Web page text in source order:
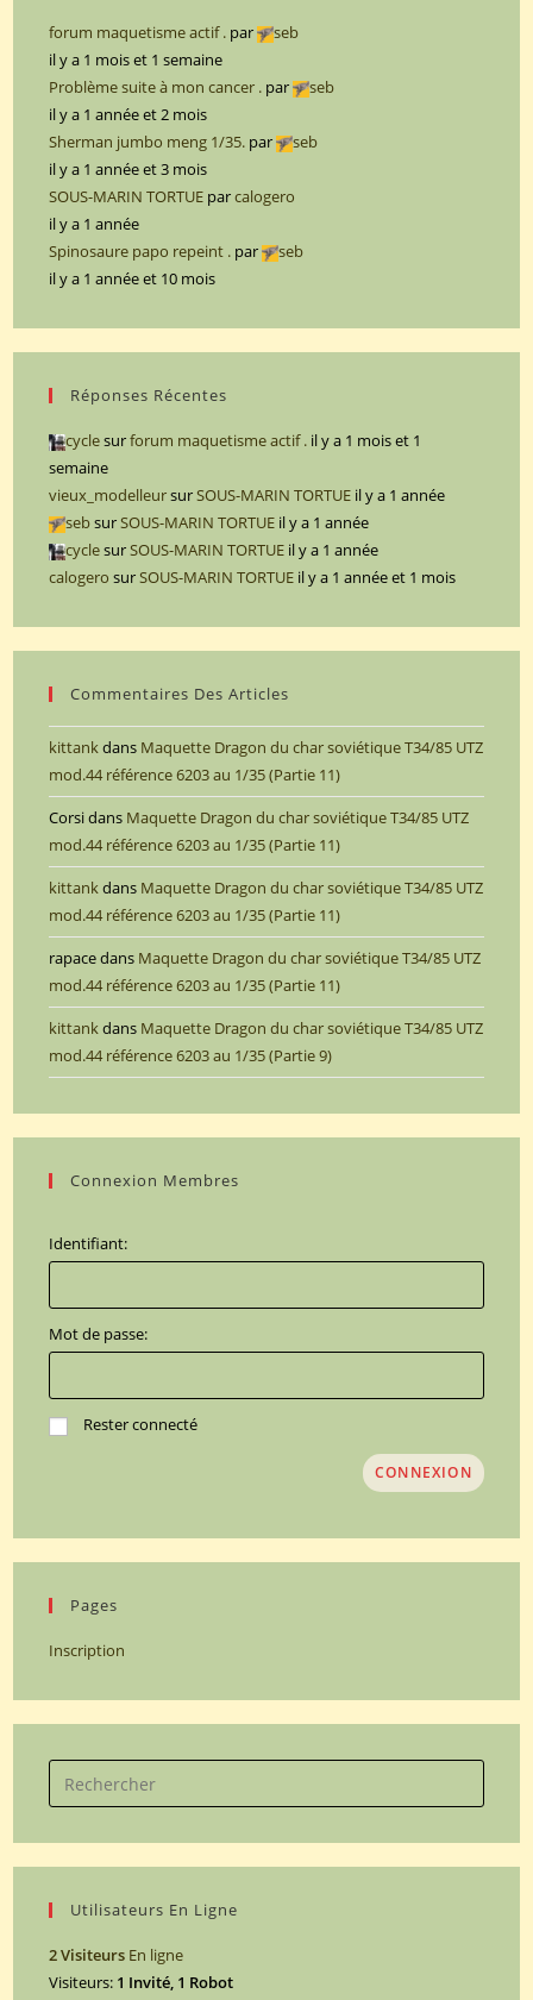
forum maquetisme actif . par
seb
il y a 1 mois et 1 semaine
Problème suite à mon cancer . par
seb
il y a 1 année et 2 mois
Sherman jumbo meng 1/35. par
seb
il y a 1 année et 3 mois
SOUS-MARIN TORTUE parcalogero
il y a 1 année
Spinosaure papo repeint . par
seb
il y a 1 année et 10 mois
Réponses Récentes
cyclesurforum maquetisme actif . il y a 1 mois et 1
semaine
vieux_modelleursurSOUS-MARIN TORTUE il y a 1 année
sebsurSOUS-MARIN TORTUE il y a 1 année
cyclesurSOUS-MARIN TORTUE il y a 1 année
calogero surSOUS-MARIN TORTUE il y a 1 année et 1 mois
Commentaires Des Articles
kittankdans Maquette Dragon du char soviétique T34/85 UTZ
mod.44 référence 6203 au 1/35 (Partie 11)
Corsidans Maquette Dragon du char soviétique T34/85 UTZ
mod.44 référence 6203 au 1/35 (Partie 11)
kittankdans Maquette Dragon du char soviétique T34/85 UTZ
mod.44 référence 6203 au 1/35 (Partie 11)
rapacedans Maquette Dragon du char soviétique T34/85 UTZ
mod.44 référence 6203 au 1/35 (Partie 11)
kittankdans Maquette Dragon du char soviétique T34/85 UTZ
mod.44 référence 6203 au 1/35 (Partie 9)
Connexion Membres
Identifiant:
Mot de passe:
Rester connecté
CONNEXION
Pages
Inscription
Utilisateurs En Ligne
2 Visiteurs En ligne
Visiteurs: 1 Invité, 1 Robot